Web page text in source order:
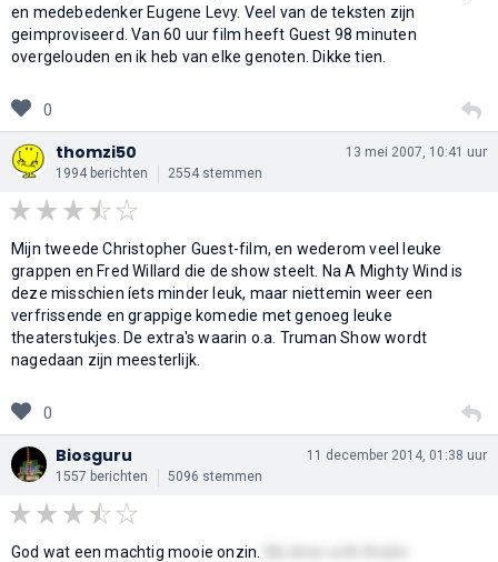
en medebedenker Eugene Levy. Veel van de teksten zijn
geimproviseerd. Van 60 uur film heeft Guest 98 minuten
overgelouden en ik heb van elke genoten. Dikke tien.
0
thomzi50
1994 berichten 2554 stemmen
13 mei 2007, 10:41 uur
Mijn tweede Christopher Guest-film, en wederom veel leuke
grappen en Fred Willard die de show steelt. Na A Mighty Wind is
deze misschien íets minder leuk, maar niettemin weer een
verfrissende en grappige komedie met genoeg leuke
theaterstukjes. De extra's waarin o.a. Truman Show wordt
nagedaan zijn meesterlijk.
0
Biosguru
1557 berichten 5096 stemmen
11 december 2014, 01:38 uur
God wat een machtig mooie onzin.